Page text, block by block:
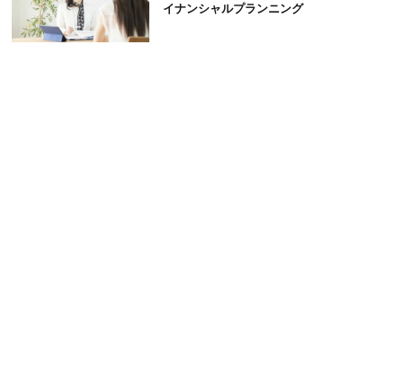
イナンシャルプランニング